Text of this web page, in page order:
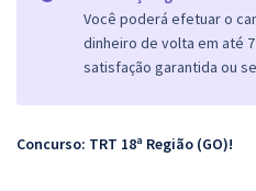
Você poderá efetuar o
dinheiro de volta em até
satisfação garantida ou
Concurso: TRT 18ª Região (GO)!